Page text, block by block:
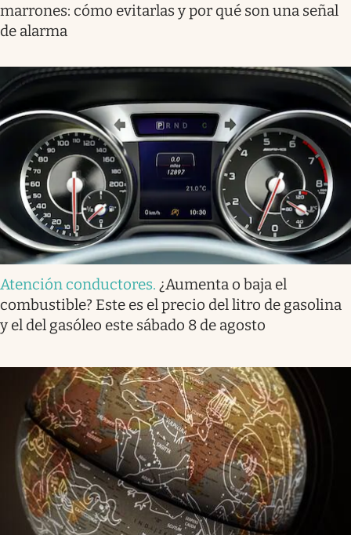
marrones: cómo evitarlas y por qué son una señal
de alarma
Atención conductores. ¿Aumenta o baja el
combustible? Este es el precio del litro de gasolina
y el del gasóleo este sábado 8 de agosto